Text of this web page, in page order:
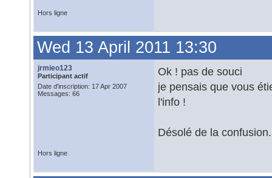
Hors ligne
Wed 13 April 2011 13:30
jrmieo123
Participant actif
Date d'inscription: 17 Apr 2007
Messages: 66
Ok ! pas de souci
je pensais que vous
l'info !
Désolé de la confusion.
Hors ligne